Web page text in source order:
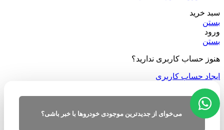
سبد خرید
بستن
ورود
بستن
هنوز حساب کاربری ندارید؟
ایجاد حساب کاربری
می‌خوای از جدیدترین موجودی خودروها با خبر باشی؟